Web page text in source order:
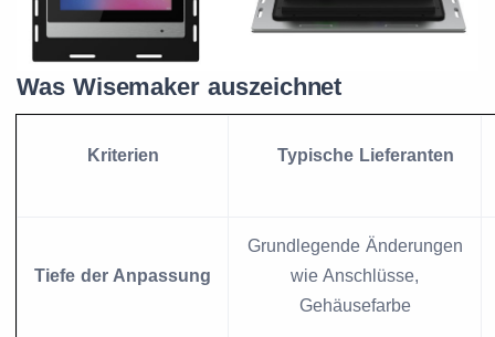
Was Wisemaker auszeichnet
Kriterien Typische Lieferanten
Tiefe der Anpassung
Grundlegende Änderungen
wie Anschlüsse,
Gehäusefarbe